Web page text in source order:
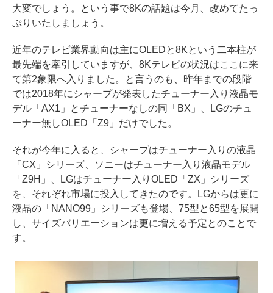
大変でしょう。という事で8Kの話題は今月、改めてたっ
ぷりいたしましょう。
近年のテレビ業界動向は主にOLEDと8Kという二本柱が
最先端を牽引していますが、8Kテレビの状況はここに来
て第2象限へ入りました。と言うのも、昨年までの段階
では2018年にシャープが発表したチューナー入り液晶モ
デル「AX1」とチューナーなしの同「BX」、LGのチュ
ーナー無しOLED「Z9」だけでした。
それが今年に入ると、シャープはチューナー入りの液晶
「CX」シリーズ、ソニーはチューナー入り液晶モデル
「Z9H」、LGはチューナー入りOLED「ZX」シリーズ
を、それぞれ市場に投入してきたのです。LGからは更に
液晶の「NANO99」シリーズも登場、75型と65型を展開
し、サイズバリエーションは更に増える予定とのことで
す。